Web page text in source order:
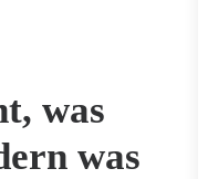
was
was